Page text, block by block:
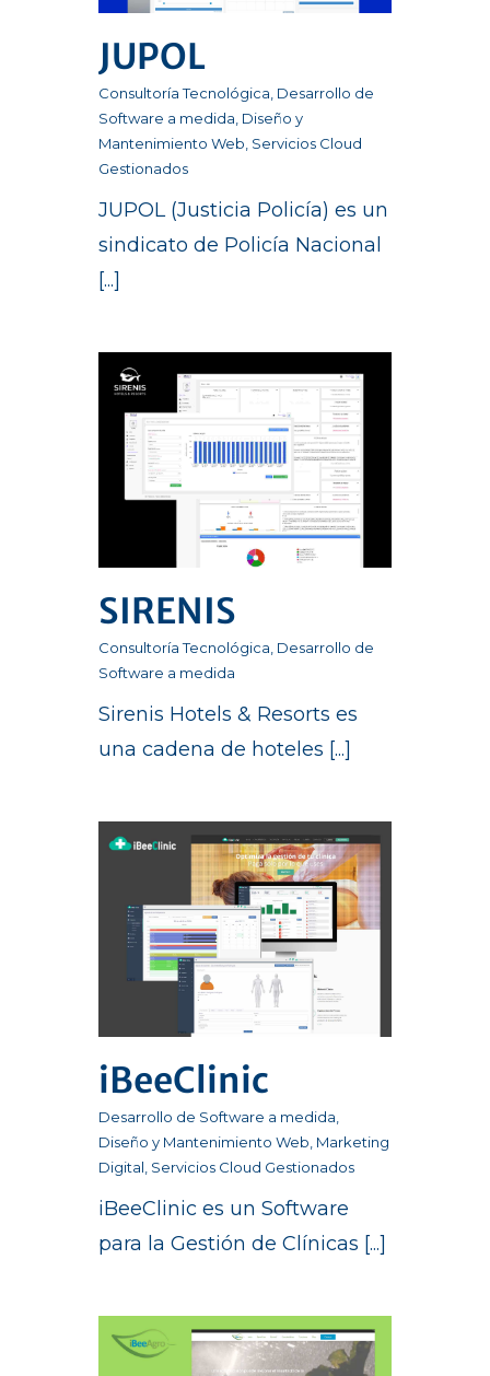
JUPOL
Consultoría Tecnológica Desarrollo de
Software a medida Diseño y
Mantenimiento Web Servicios Cloud
Gestionados
JUPOL (Justicia Policía) es un
sindicato de Policía Nacional
[...]
SIRENIS
Consultoría Tecnológica Desarrollo de
Software a medida
Sirenis Hotels & Resorts es
una cadena de hoteles [...]
iBeeClinic
Desarrollo de Software a medida
Diseño y Mantenimiento Web Marketing
Digital Servicios Cloud Gestionados
iBeeClinic es un Software
para la Gestión de Clínicas [...]